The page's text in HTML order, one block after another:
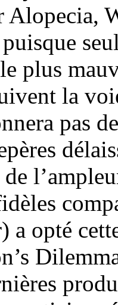
Alopecia,
plus
la
pas
a opté